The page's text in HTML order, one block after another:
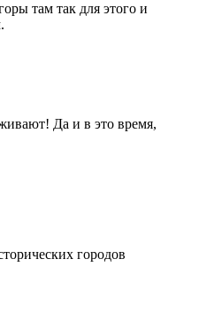
там так для этого и
Да и в это время,
городов